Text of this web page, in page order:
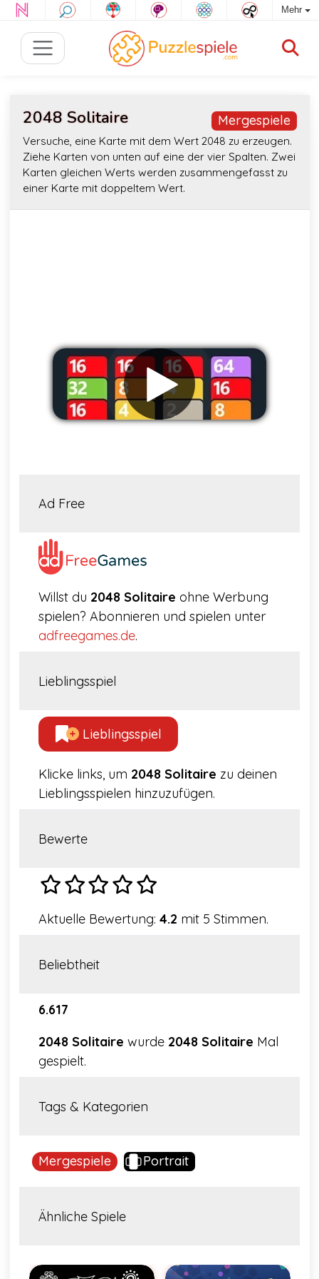
Mehr
Mergespiele
2048 Solitaire
Versuche, eine Karte mit dem Wert 2048 zu erzeugen.
Ziehe Karten von unten auf eine der vier Spalten. Zwei
Karten gleichen Werts werden zusammengefasst zu
einer Karte mit doppeltem Wert.
Ad Free
Willst du 2048 Solitaire ohne Werbung
spielen? Abonnieren und spielen unter
adfreegames.de.
Lieblingsspiel
Lieblingsspiel
Klicke links, um 2048 Solitaire zu deinen
Lieblingsspielen hinzuzufügen.
Bewerte
Aktuelle Bewertung: 4.2 mit 5 Stimmen.
Beliebtheit
6.617
2048 Solitaire wurde 2048 Solitaire Mal
gespielt.
Tags & Kategorien
Mergespiele Portrait
Ähnliche Spiele